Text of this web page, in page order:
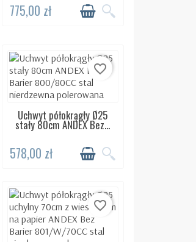
775,00 zł
DOSTĘPNY 24H
favorite_border
Uchwyt półokrągły Ø25
stały 80cm ANDEX Bez...
578,00 zł
favorite_border